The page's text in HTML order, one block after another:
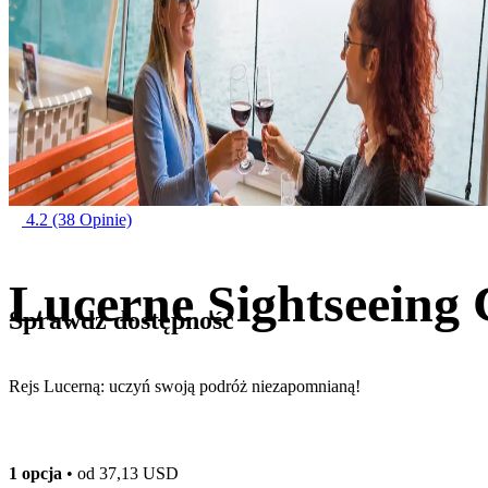
4.2 (38 Opinie)
Lucerne Sightseeing
Rejs Lucerną: uczyń swoją podróż niezapomnianą!
Sprawdź dostępność
1 opcja • od 37,13 USD